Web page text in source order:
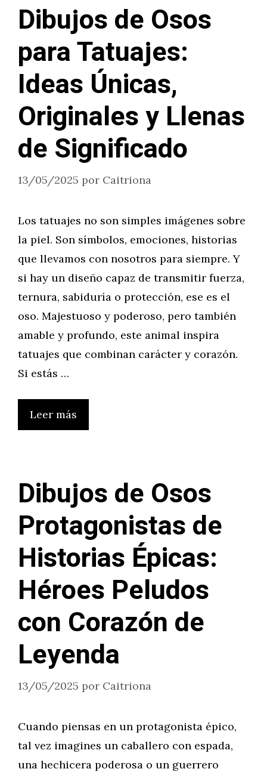
Dibujos de Osos
para Tatuajes:
Ideas Únicas,
Originales y Llenas
de Significado
13/05/2025 por Caitriona
Los tatuajes no son simples imágenes sobre
la piel. Son símbolos, emociones, historias
que llevamos con nosotros para siempre. Y
si hay un diseño capaz de transmitir fuerza,
ternura, sabiduría o protección, ese es el
oso. Majestuoso y poderoso, pero también
amable y profundo, este animal inspira
tatuajes que combinan carácter y corazón.
Si estás …
Leer más
Dibujos de Osos
Protagonistas de
Historias Épicas:
Héroes Peludos
con Corazón de
Leyenda
13/05/2025 por Caitriona
Cuando piensas en un protagonista épico,
tal vez imagines un caballero con espada,
una hechicera poderosa o un guerrero